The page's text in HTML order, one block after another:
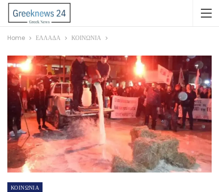
Home ΕΛΛΑΔΑ ΚΟΙΝΩΝΙΑ
ΚΟΙΝΩΝΙΑ